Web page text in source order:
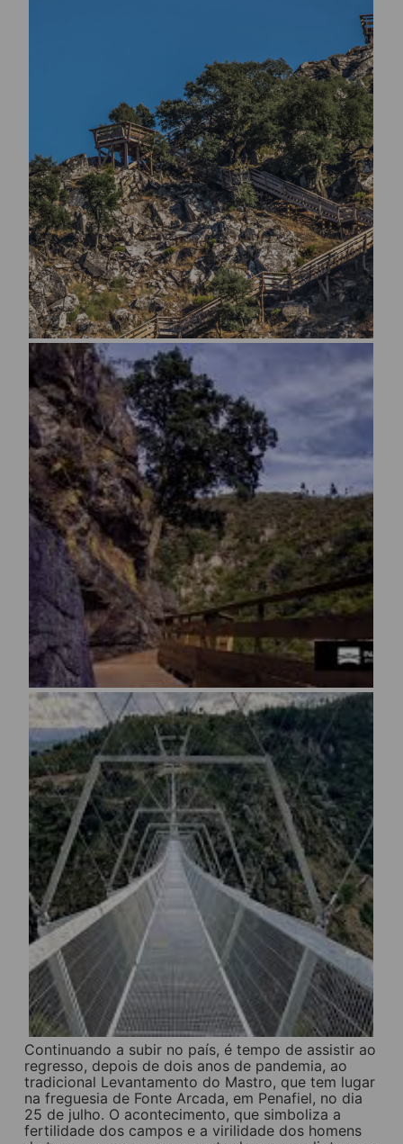
Continuando a subir no país, é tempo de assistir ao
regresso, depois de dois anos de pandemia, ao
tradicional Levantamento do Mastro, que tem lugar
na freguesia de Fonte Arcada, em Penafiel, no dia
25 de julho. O acontecimento, que simboliza a
fertilidade dos campos e a virilidade dos homens